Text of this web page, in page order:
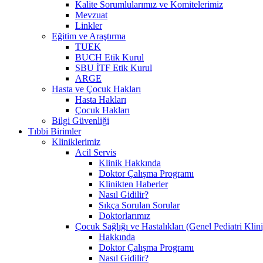
Kalite Sorumlularımız ve Komitelerimiz
Mevzuat
Linkler
Eğitim ve Araştırma
TUEK
BUCH Etik Kurul
SBU İTF Etik Kurul
ARGE
Hasta ve Çocuk Hakları
Hasta Hakları
Çocuk Hakları
Bilgi Güvenliği
Tıbbi Birimler
Kliniklerimiz
Acil Servis
Klinik Hakkında
Doktor Çalışma Programı
Klinikten Haberler
Nasıl Gidilir?
Sıkça Sorulan Sorular
Doktorlarımız
Çocuk Sağlığı ve Hastalıkları (Genel Pediatri
Hakkında
Doktor Çalışma Programı
Nasıl Gidilir?